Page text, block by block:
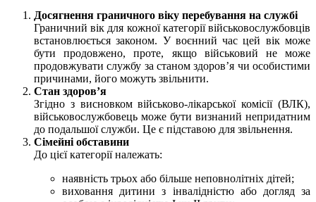
Досягнення граничного віку перебування на службі
Граничний вік для кожної категорії військовослужбовців
встановлюється законом. У воєнний час цей вік може
бути продовжено, проте, якщо військовий не може
продовжувати службу за станом здоров’я чи особистими
причинами, його можуть звільнити.
Стан здоров’я
Згідно з висновком військово-лікарської комісії (ВЛК),
військовослужбовець може бути визнаний непридатним
до подальшої служби. Це є підставою для звільнення.
Сімейні обставини
До цієї категорії належать:
наявність трьох або більше неповнолітніх дітей;
виховання дитини з інвалідністю або догляд за